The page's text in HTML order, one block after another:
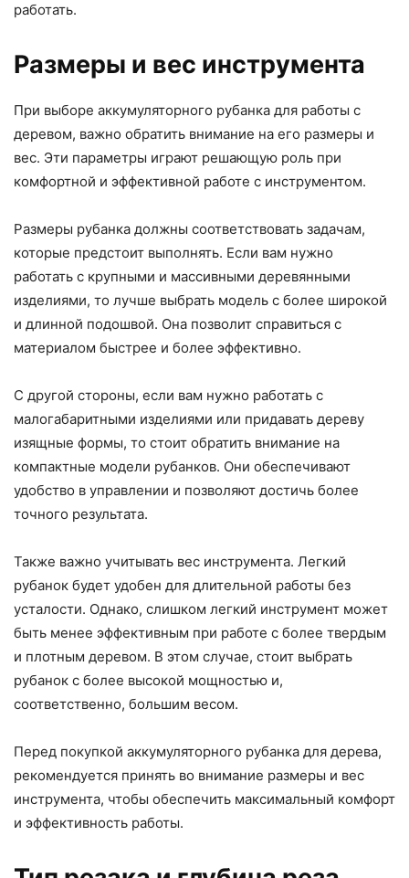
работать.
Размеры и вес инструмента
При выборе аккумуляторного рубанка для работы с
деревом, важно обратить внимание на его размеры и
вес. Эти параметры играют решающую роль при
комфортной и эффективной работе с инструментом.
Размеры рубанка должны соответствовать задачам,
которые предстоит выполнять. Если вам нужно
работать с крупными и массивными деревянными
изделиями, то лучше выбрать модель с более широкой
и длинной подошвой. Она позволит справиться с
материалом быстрее и более эффективно.
С другой стороны, если вам нужно работать с
малогабаритными изделиями или придавать дереву
изящные формы, то стоит обратить внимание на
компактные модели рубанков. Они обеспечивают
удобство в управлении и позволяют достичь более
точного результата.
Также важно учитывать вес инструмента. Легкий
рубанок будет удобен для длительной работы без
усталости. Однако, слишком легкий инструмент может
быть менее эффективным при работе с более твердым
и плотным деревом. В этом случае, стоит выбрать
рубанок с более высокой мощностью и,
соответственно, большим весом.
Перед покупкой аккумуляторного рубанка для дерева,
рекомендуется принять во внимание размеры и вес
инструмента, чтобы обеспечить максимальный комфорт
и эффективность работы.